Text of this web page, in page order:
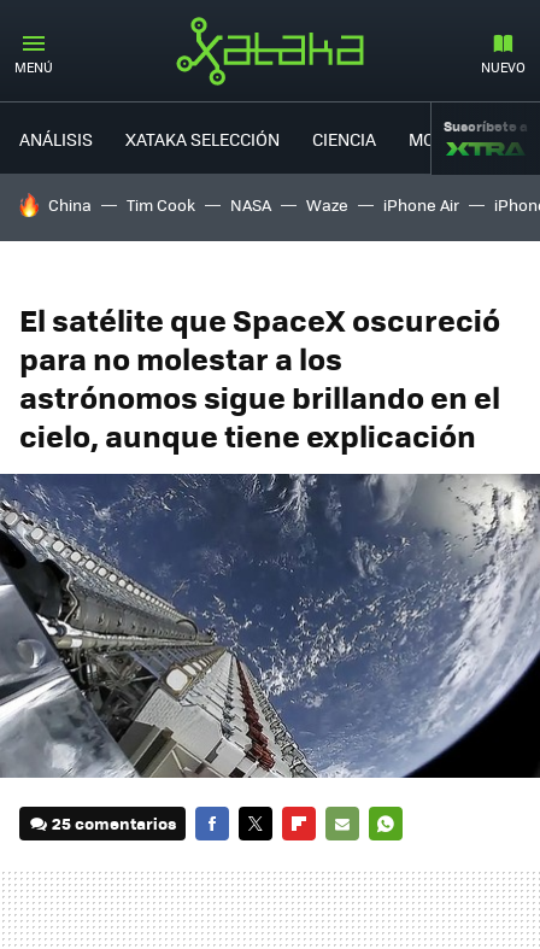
MENÚ NUEVO
ANÁLISIS XATAKA SELECCIÓN CIENCIA MOVILIDAD
Suscríbete a
HOY SE HABLA DE
China Tim Cook NASA Waze iPhone Air
El satélite que SpaceX oscureció
para no molestar a los
astrónomos sigue brillando en el
cielo, aunque tiene explicación
25 comentarios
MAIL